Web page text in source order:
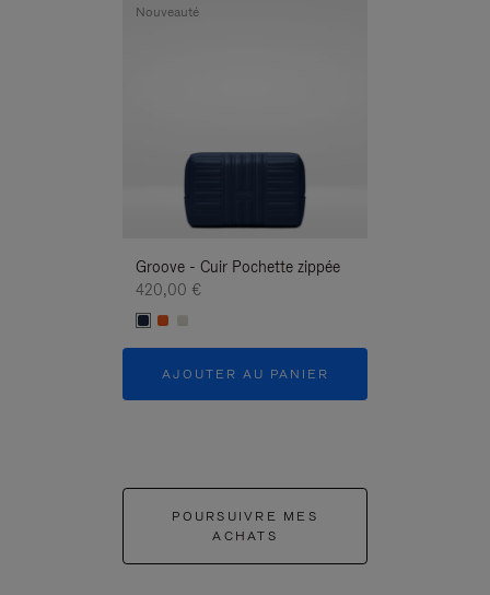
Groove - Cuir Pochette zippée
420,00 €
AJOUTER AU PANIER
Nouveauté
POURSUIVRE MES
ACHATS